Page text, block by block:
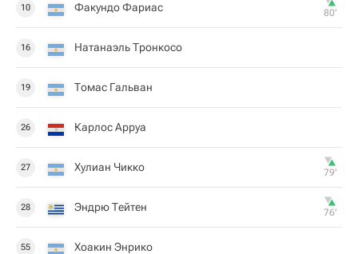
10 Факундо Фариас 80‎’‎
16 Натанаэль Тронкосо
19 Томас Гальван
26 Карлос Арруа
27 Хулиан Чикко 79‎’‎
28 Эндрю Тейтен 76‎’‎
55 Хоакин Энрико